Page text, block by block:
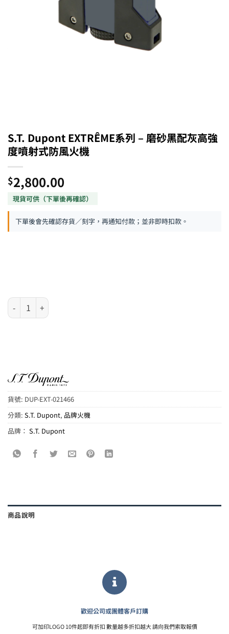
S.T. Dupont EXTRÊME系列 – 磨砂黑配灰高強
度噴射式防風火機
$2,800.00
下單後會先確認存貨／刻字，再通知付款；並非即時扣款。
S.T. Dupont EXTRÊME系列 - 磨砂黑配灰高強度噴射式防風火機 數量
貨號: DUP-EXT-021466
分類: S.T. Dupont, 品牌火機
品牌： S.T. Dupont
商品說明
歡迎公司或團體客戶訂購
可加印LOGO 10件起即有折扣 數量越多折扣越大 請向我們索取報價